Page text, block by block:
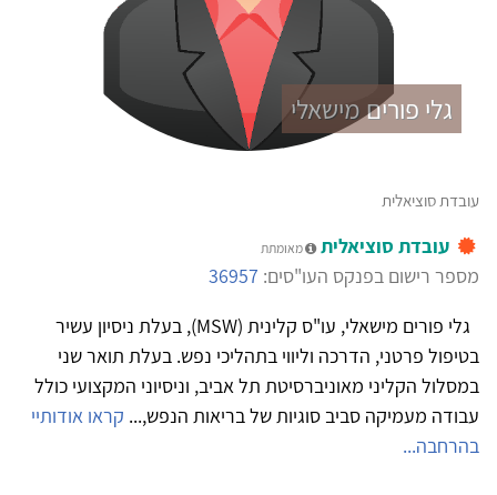
גלי פורים מישאלי
עובדת סוציאלית
עובדת סוציאלית מאומתת
מספר רישום בפנקס העו"סים: 36957
גלי פורים מישאלי, עו"ס קלינית (MSW), בעלת ניסיון עשיר
בטיפול פרטני, הדרכה וליווי בתהליכי נפש. בעלת תואר שני
במסלול הקליני מאוניברסיטת תל אביב, וניסיוני המקצועי כולל
עבודה מעמיקה סביב סוגיות של בריאות הנפש,... קראו אודותיי
בהרחבה...